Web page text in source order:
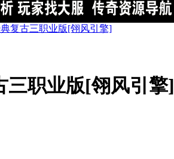
复古三职业版[翎风引擎]
三职业版[翎风引擎]